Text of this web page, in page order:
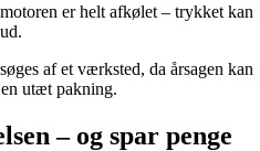
er helt afkølet – trykket kan
af et værksted, da årsagen kan
utæt pakning.
– og spar penge